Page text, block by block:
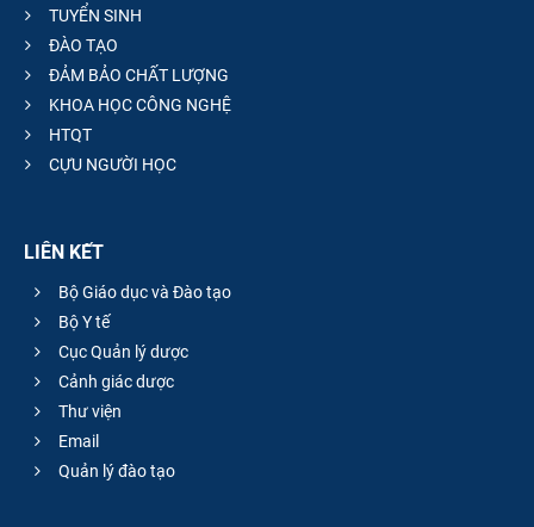
TUYỂN SINH
ĐÀO TẠO
ĐẢM BẢO CHẤT LƯỢNG
KHOA HỌC CÔNG NGHỆ
HTQT
CỰU NGƯỜI HỌC
LIÊN KẾT
Bộ Giáo dục và Đào tạo
Bộ Y tế
Cục Quản lý dược
Cảnh giác dược
Thư viện
Email
Quản lý đào tạo